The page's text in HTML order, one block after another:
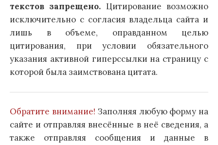
текстов запрещено. Цитирование возможно
исключительно с согласия владельца сайта и
лишь в объеме, оправданном целью
цитирования, при условии обязательного
указания активной гиперссылки на страницу с
которой была заимствована цитата.
Обратите внимание! Заполняя любую форму на
сайте и отправляя внесённые в неё сведения, а
также отправляя сообщения и данные в